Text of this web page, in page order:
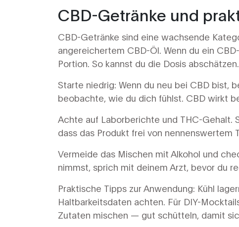
CBD-Getränke und
CBD-Getränke sind eine wachsende
angereichertem CBD-Öl. Wenn du ein
Portion. So kannst du die Dosis abschätzen.
Starte niedrig: Wenn du neu bei CBD bist,
beobachte, wie du dich fühlst. CBD wirkt
Achte auf Laborberichte und THC-Gehalt.
dass das Produkt frei von nennenswertem
Vermeide das Mischen mit Alkohol und
nimmst, sprich mit deinem Arzt, bevor du
Praktische Tipps zur Anwendung: Kühl
Haltbarkeitsdaten achten. Für DIY-
Zutaten mischen — gut schütteln, damit